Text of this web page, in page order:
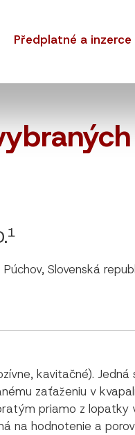
Předplatné a inzerce
1
Slovenská
kavitačné). Jedná
zaťaženiu v
priamo z lopatky
na hodnotenie a